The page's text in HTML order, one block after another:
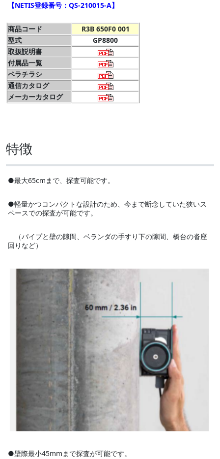
【NETIS登録番号：QS-210015-A】
商品コード
R3B 650F0 001
型式
GP8800
取扱説明書
付属品一覧
ペラチラシ
通信カタログ
メーカーカタログ
特徴
●最大65cmまで、探査可能です。
●軽量かつコンパクトな設計のため、今まで断念していた狭いス
ペースでの探査が可能です。
（パイプと壁の隙間、ベランダの手すり下の隙間、橋台の沓座
回りなど）
●壁際最小45mmまで探査が可能です。